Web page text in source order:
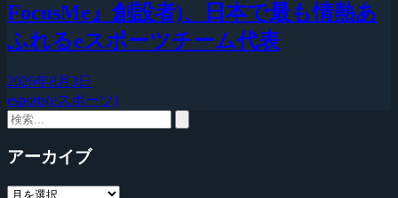
FocusMe』創設者)、日本で最も情熱あ
ふれるeスポーツチーム代表
2026年8月3日
esports(eスポーツ)
アーカイブ